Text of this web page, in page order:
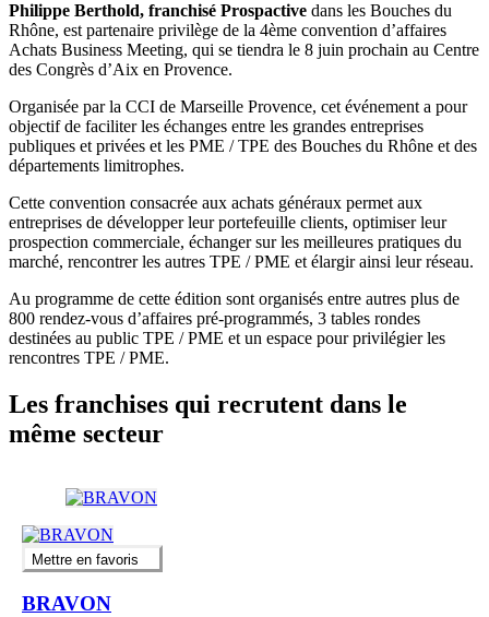
Philippe Berthold, franchisé Prospactive dans les Bouches du
Rhône, est partenaire privilège de la 4ème convention d’affaires
Achats Business Meeting, qui se tiendra le 8 juin prochain au Centre
des Congrès d’Aix en Provence.
Organisée par la CCI de Marseille Provence, cet événement a pour
objectif de faciliter les échanges entre les grandes entreprises
publiques et privées et les PME / TPE des Bouches du Rhône et des
départements limitrophes.
Cette convention consacrée aux achats généraux permet aux
entreprises de développer leur portefeuille clients, optimiser leur
prospection commerciale, échanger sur les meilleures pratiques du
marché, rencontrer les autres TPE / PME et élargir ainsi leur réseau.
Au programme de cette édition sont organisés entre autres plus de
800 rendez-vous d’affaires pré-programmés, 3 tables rondes
destinées au public TPE / PME et un espace pour privilégier les
rencontres TPE / PME.
Les franchises qui recrutent dans le
même secteur
Mettre en favoris
BRAVON